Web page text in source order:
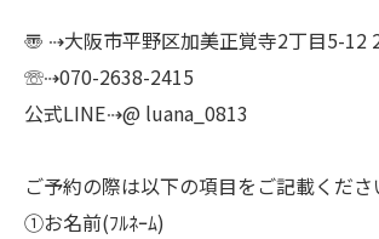
〠 ⇢大阪市平野区加美正覚寺2丁目5-12
☏⇢070-2638-2415
公式LINE⇢@ luana_0813
ご予約の際は以下の項目をご記載くだ
①お名前(ﾌﾙﾈｰﾑ)